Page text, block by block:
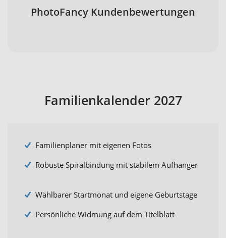
PhotoFancy Kundenbewertungen
Familienkalender 2027
Familienplaner mit eigenen Fotos
Robuste Spiralbindung mit stabilem Aufhänger
Wählbarer Startmonat und eigene Geburtstage
Persönliche Widmung auf dem Titelblatt